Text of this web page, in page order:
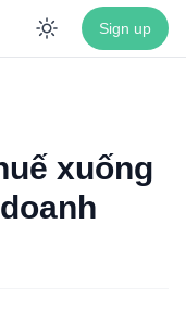
Enable
Sign up
xuống